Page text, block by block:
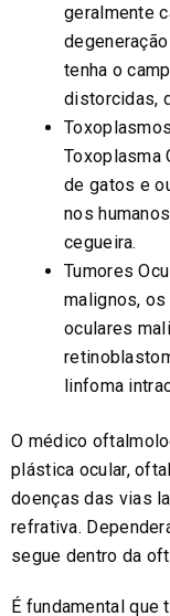
geralmente
tenha o
distorcidas,
Toxoplasma
de gatos e
nos
cegueira.
Tumores
malignos,
oculares
linfoma
O médico
plástica ocular,
doenças das vias
refrativa.
segue dentro da
É fundamental que